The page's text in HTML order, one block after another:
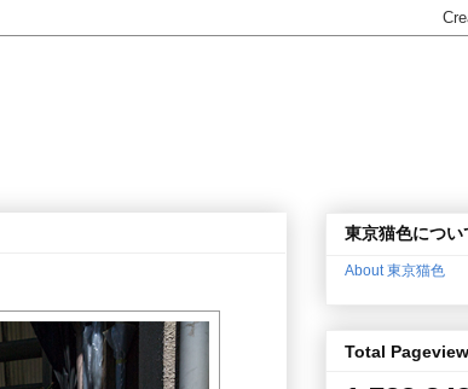
東京猫色につい
About 東京猫色
Total